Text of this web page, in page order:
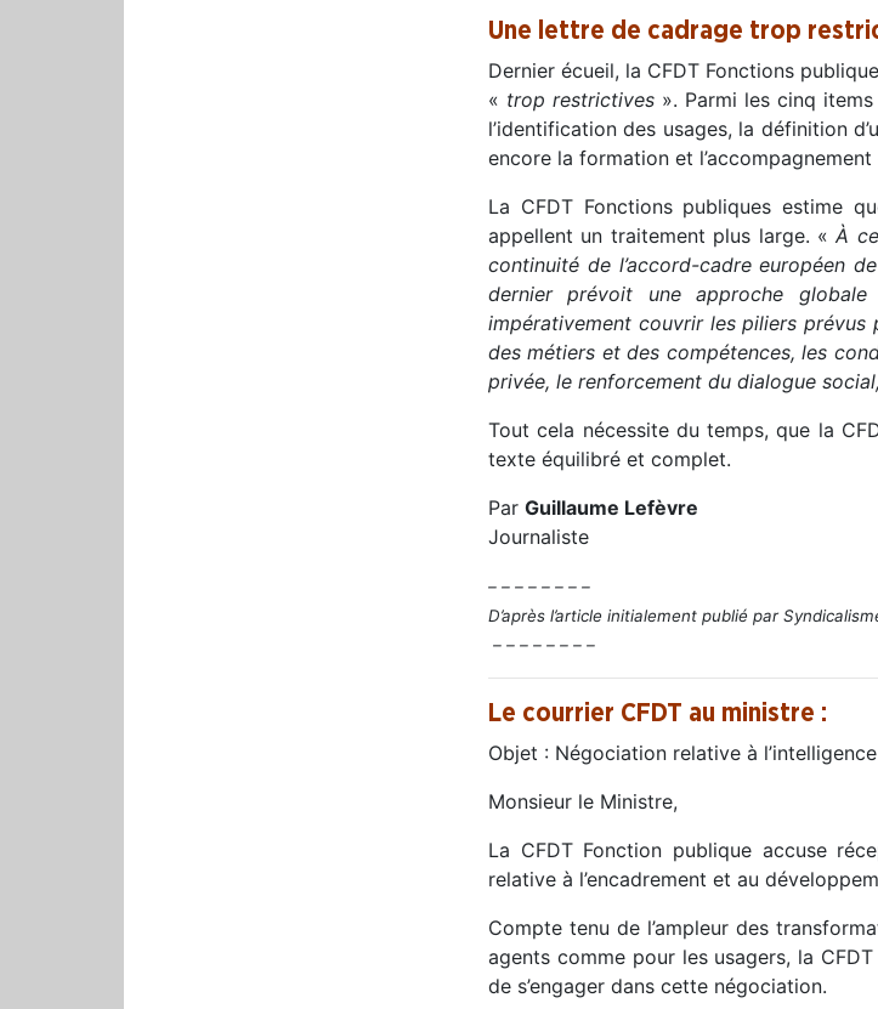
Une lettre de cadrage trop
Dernier écueil, la CFDT Fonctions
« trop restrictives ». Parmi les cinq
l’identification des usages, la définition
encore la formation et
La CFDT Fonctions publiques estime
appellent un traitement plus large. «À
continuité de l’accord-cadre européen
dernier prévoit une approche globale
impérativement couvrir les piliers prévus
des métiers et des compétences, les
privée, le renforcement du dialogue
Tout cela nécessite du temps, que la
texte équilibré et complet.
Par Guillaume Lefèvre
Journaliste
– – – – – – – –
D’après l’article initialement publié par
– – – – – – – –
Le courrier CFDT au ministre :
Objet : Négociation relative à
Monsieur le Ministre,
La CFDT Fonction publique accuse
relative à l’encadrement et au
Compte tenu de l’ampleur des
agents comme pour les usagers, la
de s’engager dans cette négociation.